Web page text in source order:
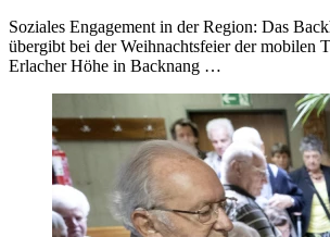
Soziales Engagement in der Region: Das
übergibt bei der Weihnachtsfeier der mobilen
Erlacher Höhe in Backnang …